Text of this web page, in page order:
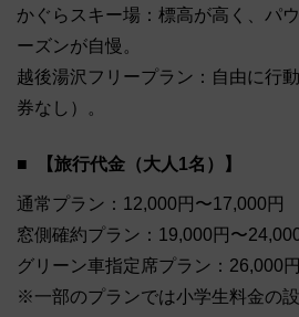
かぐらスキー場：標高が高く、パ
ーズンが自慢。
越後湯沢フリープラン：自由に行
券なし）。
【旅行代金（大人1名）】
通常プラン：12,000円〜17,000円
窓側確約プラン：19,000円〜
グリーン車指定席プラン：26,000
※一部のプランでは小学生料金の